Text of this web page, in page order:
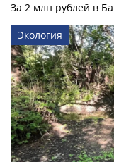
За 2 млн рублей в
Экология